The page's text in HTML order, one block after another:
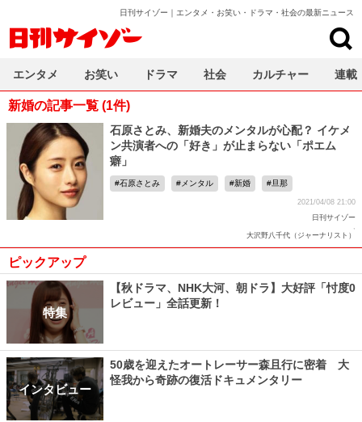
日刊サイゾー｜エンタメ・お笑い・ドラマ・社会の最新ニュース
新婚の記事一覧 (1件)
石原さとみ、新婚夫のメンタルが心配？ イケメ
ン共演者への「好き」が止まらない「ポエム
癖」
石原さとみ メンタル 新婚 旦那
2021/04/08 21:00
日刊サイゾー
,
大沢野八千代（ジャーナリスト）
ピックアップ
特集
【秋ドラマ、NHK大河、朝ドラ】大好評「忖度0
レビュー」全話更新！
インタビュー
50歳を迎えたオートレーサー森且行に密着 大
怪我から奇跡の復活ドキュメンタリー
エンタメ お笑い ドラマ 社会 カルチャー 連載